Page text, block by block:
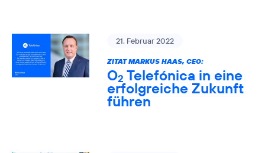
21. Februar 2022
ZITAT MARKUS HAAS, CEO:
O2 Telefónica in eine
erfolgreiche Zukunft
führen